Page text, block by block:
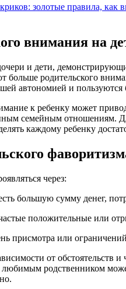
золотые правила, как
внимания на
и дети,
больше родительского
автономией и
к ребенку может
семейным отношениям.
каждому ребенку
через:
большую сумму денег,
положительные или
присмотра или
от обстоятельств
любимым родственником